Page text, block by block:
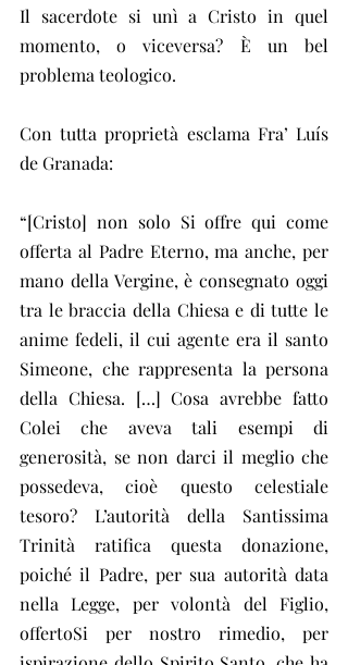
Il sacerdote si unì a Cristo in quel
momento, o viceversa? È un bel
problema teologico.
Con tutta proprietà esclama Fra’ Luís
de Granada:
“[Cristo] non solo Si offre qui come
offerta al Padre Eterno, ma anche, per
mano della Vergine, è consegnato oggi
tra le braccia della Chiesa e di tutte le
anime fedeli, il cui agente era il santo
Simeone, che rappresenta la persona
della Chiesa. […] Cosa avrebbe fatto
Colei che aveva tali esempi di
generosità, se non darci il meglio che
possedeva, cioè questo celestiale
tesoro? L’autorità della Santissima
Trinità ratifica questa donazione,
poiché il Padre, per sua autorità data
nella Legge, per volontà del Figlio,
offertoSi per nostro rimedio, per